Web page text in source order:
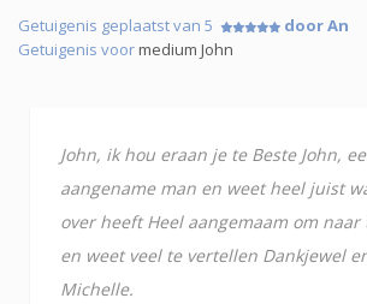
Getuigenis geplaatst van 5
door An
Getuigenis voormedium John
John, ik hou eraan je te Beste John,
aangename man en weet heel juist
over heeft Heel aangemaam om
en weet veel te vertellen Dankjewel
Michelle.